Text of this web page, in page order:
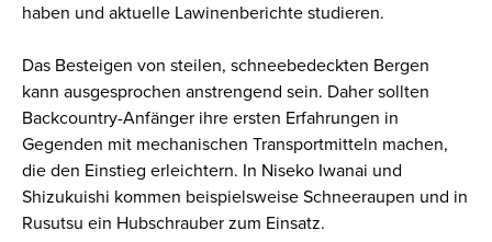
haben und aktuelle Lawinenberichte studieren.
Das Besteigen von steilen, schneebedeckten Bergen
kann ausgesprochen anstrengend sein. Daher sollten
Backcountry-Anfänger ihre ersten Erfahrungen in
Gegenden mit mechanischen Transportmitteln machen,
die den Einstieg erleichtern. In Niseko Iwanai und
Shizukuishi kommen beispielsweise Schneeraupen und in
Rusutsu ein Hubschrauber zum Einsatz.